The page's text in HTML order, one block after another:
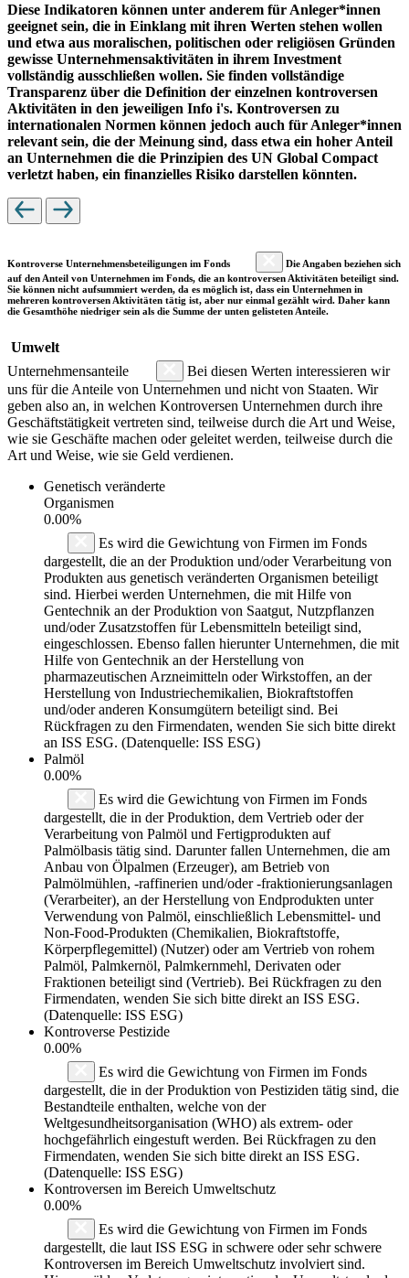
Diese Indikatoren können unter anderem für Anleger*innen
geeignet sein, die in Einklang mit ihren Werten stehen wollen
und etwa aus moralischen, politischen oder religiösen Gründen
gewisse Unternehmensaktivitäten in ihrem Investment
vollständig ausschließen wollen. Sie finden vollständige
Transparenz über die Definition der einzelnen kontroversen
Aktivitäten in den jeweiligen Info i's. Kontroversen zu
internationalen Normen können jedoch auch für Anleger*innen
relevant sein, die der Meinung sind, dass etwa ein hoher Anteil
an Unternehmen die die Prinzipien des UN Global Compact
verletzt haben, ein finanzielles Risiko darstellen könnten.
Kontroverse Unternehmensbeteiligungen im Fonds
Die Angaben beziehen sich
auf den Anteil von Unternehmen im Fonds, die an kontroversen Aktivitäten beteiligt sind.
Sie können nicht aufsummiert werden, da es möglich ist, dass ein Unternehmen in
mehreren kontroversen Aktivitäten tätig ist, aber nur einmal gezählt wird. Daher kann
die Gesamthöhe niedriger sein als die Summe der unten gelisteten Anteile.
Umwelt
Unternehmensanteile
Bei diesen Werten interessieren wir
uns für die Anteile von Unternehmen und nicht von Staaten. Wir
geben also an, in welchen Kontroversen Unternehmen durch ihre
Geschäftstätigkeit vertreten sind, teilweise durch die Art und Weise,
wie sie Geschäfte machen oder geleitet werden, teilweise durch die
Art und Weise, wie sie Geld verdienen.
Genetisch veränderte
Organismen
0.00%
Es wird die Gewichtung von Firmen im Fonds
dargestellt, die an der Produktion und/oder Verarbeitung von
Produkten aus genetisch veränderten Organismen beteiligt
sind. Hierbei werden Unternehmen, die mit Hilfe von
Gentechnik an der Produktion von Saatgut, Nutzpflanzen
und/oder Zusatzstoffen für Lebensmitteln beteiligt sind,
eingeschlossen. Ebenso fallen hierunter Unternehmen, die mit
Hilfe von Gentechnik an der Herstellung von
pharmazeutischen Arzneimitteln oder Wirkstoffen, an der
Herstellung von Industriechemikalien, Biokraftstoffen
und/oder anderen Konsumgütern beteiligt sind. Bei
Rückfragen zu den Firmendaten, wenden Sie sich bitte direkt
an ISS ESG. (Datenquelle: ISS ESG)
Palmöl
0.00%
Es wird die Gewichtung von Firmen im Fonds
dargestellt, die in der Produktion, dem Vertrieb oder der
Verarbeitung von Palmöl und Fertigprodukten auf
Palmölbasis tätig sind. Darunter fallen Unternehmen, die am
Anbau von Ölpalmen (Erzeuger), am Betrieb von
Palmölmühlen, -raffinerien und/oder -fraktionierungsanlagen
(Verarbeiter), an der Herstellung von Endprodukten unter
Verwendung von Palmöl, einschließlich Lebensmittel- und
Non-Food-Produkten (Chemikalien, Biokraftstoffe,
Körperpflegemittel) (Nutzer) oder am Vertrieb von rohem
Palmöl, Palmkernöl, Palmkernmehl, Derivaten oder
Fraktionen beteiligt sind (Vertrieb). Bei Rückfragen zu den
Firmendaten, wenden Sie sich bitte direkt an ISS ESG.
(Datenquelle: ISS ESG)
Kontroverse Pestizide
0.00%
Es wird die Gewichtung von Firmen im Fonds
dargestellt, die in der Produktion von Pestiziden tätig sind, die
Bestandteile enthalten, welche von der
Weltgesundheitsorganisation (WHO) als extrem- oder
hochgefährlich eingestuft werden. Bei Rückfragen zu den
Firmendaten, wenden Sie sich bitte direkt an ISS ESG.
(Datenquelle: ISS ESG)
Kontroversen im Bereich Umweltschutz
0.00%
Es wird die Gewichtung von Firmen im Fonds
dargestellt, die laut ISS ESG in schwere oder sehr schwere
Kontroversen im Bereich Umweltschutz involviert sind.